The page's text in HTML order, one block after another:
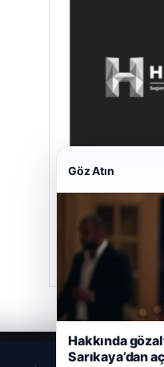
Hastaş Beton
Göz Atın
Hakkında
Sarıkaya’dan